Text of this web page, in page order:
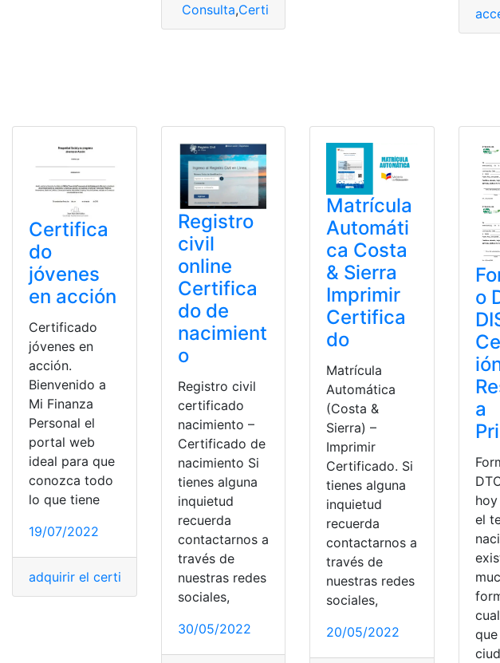
Consulta,Certificado cómo obtener,
Certifica
do
jóvenes
en acción
Certificado
jóvenes en
acción.
Bienvenido a
Mi Finanza
Personal el
portal web
ideal para que
conozca todo
lo que tiene
19/07/2022
adquirir el certificado Certificado ,certificado ACA,certificado ACCV
Registro
civil
online
Certifica
do de
nacimient
o
Registro civil
certificado
nacimiento –
Certificado de
nacimiento Si
tienes alguna
inquietud
recuerda
contactarnos a
través de
nuestras redes
sociales,
30/05/2022
Matrícula
Automáti
ca Costa
& Sierra
Imprimir
Certifica
do
Matrícula
Automática
(Costa &
Sierra) –
Imprimir
Certificado. Si
tienes alguna
inquietud
recuerda
contactarnos a
través de
nuestras redes
sociales,
20/05/2022
o
a
el